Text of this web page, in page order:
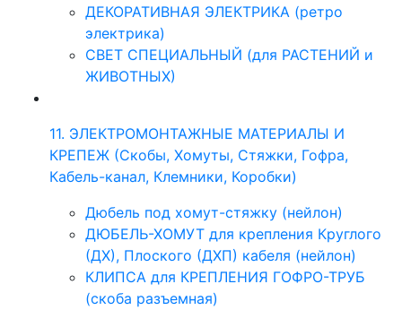
ДЕКОРАТИВНАЯ ЭЛЕКТРИКА (ретро
электрика)
СВЕТ СПЕЦИАЛЬНЫЙ (для РАСТЕНИЙ и
ЖИВОТНЫХ)
11. ЭЛЕКТРОМОНТАЖНЫЕ МАТЕРИАЛЫ И
КРЕПЕЖ (Скобы, Хомуты, Стяжки, Гофра,
Кабель-канал, Клемники, Коробки)
Дюбель под хомут-стяжку (нейлон)
ДЮБЕЛЬ-ХОМУТ для крепления Круглого
(ДХ), Плоского (ДХП) кабеля (нейлон)
КЛИПСА для КРЕПЛЕНИЯ ГОФРО-ТРУБ
(скоба разъемная)